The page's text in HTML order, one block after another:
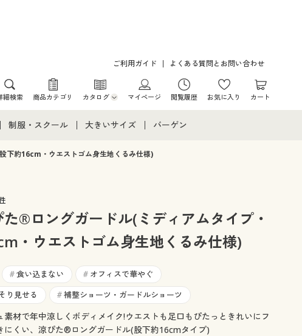
ご利用ガイド よくある質問とお問い合わせ
細検索 商品カテゴリ カタログ
カタログ・チラシからのご注文
マイページ 閲覧履歴 お気に入り カート
すべて
制服・スクール
制服・スクールすべて
ジュニア・ティーンズ下着
大きいサイズ
大きいサイズ通販すべて
大きいサイズ レディース下着
大きいサイズ メンズ
大きいサイズ 事務・制服
バーゲン
下約16cm・ウエストゴム身生地くるみ仕様)
®ロングガードル(ミディアムタイプ・
・ウエストゴム身生地くるみ仕様)
# 食い込まない # オフィスで華やぐ
り見せる # 補整ショーツ・ガードルショーツ
素材で年中涼しくボディメイク!ウエストも足口もぴたっときれいにフ
にくい、涼ぴた®ロングガードル(股下約16cmタイプ)